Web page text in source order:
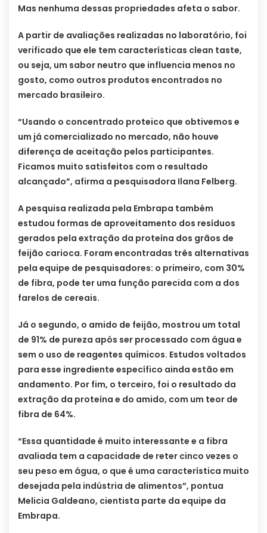
Mas nenhuma dessas propriedades afeta o sabor.
A partir de avaliações realizadas no laboratório, foi
verificado que ele tem características clean taste,
ou seja, um sabor neutro que influencia menos no
gosto, como outros produtos encontrados no
mercado brasileiro.
“Usando o concentrado proteico que obtivemos e
um já comercializado no mercado, não houve
diferença de aceitação pelos participantes.
Ficamos muito satisfeitos com o resultado
alcançado”, afirma a pesquisadora Ilana Felberg.
A pesquisa realizada pela Embrapa também
estudou formas de aproveitamento dos resíduos
gerados pela extração da proteína dos grãos de
feijão carioca. Foram encontradas três alternativas
pela equipe de pesquisadores: o primeiro, com 30%
de fibra, pode ter uma função parecida com a dos
farelos de cereais.
Já o segundo, o amido de feijão, mostrou um total
de 91% de pureza após ser processado com água e
sem o uso de reagentes químicos. Estudos voltados
para esse ingrediente específico ainda estão em
andamento. Por fim, o terceiro, foi o resultado da
extração da proteína e do amido, com um teor de
fibra de 64%.
“Essa quantidade é muito interessante e a fibra
avaliada tem a capacidade de reter cinco vezes o
seu peso em água, o que é uma característica muito
desejada pela indústria de alimentos”, pontua
Melicia Galdeano, cientista parte da equipe da
Embrapa.